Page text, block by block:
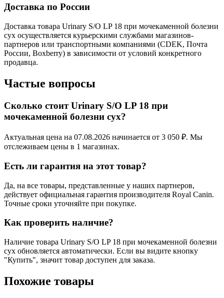
Доставка по России
Доставка товара Urinary S/O LP 18 при мочекаменной болезни
сух осуществляется курьерскими службами магазинов-
партнеров или транспортными компаниями (CDEK, Почта
России, Boxberry) в зависимости от условий конкретного
продавца.
Частые вопросы
Сколько стоит Urinary S/O LP 18 при
мочекаменной болезни сух?
Актуальная цена на 07.08.2026 начинается от 3 050 ₽. Мы
отслеживаем цены в 1 магазинах.
Есть ли гарантия на этот товар?
Да, на все товары, представленные у наших партнеров,
действует официальная гарантия производителя Royal Canin.
Точные сроки уточняйте при покупке.
Как проверить наличие?
Наличие товара Urinary S/O LP 18 при мочекаменной болезни
сух обновляется автоматически. Если вы видите кнопку
"Купить", значит товар доступен для заказа.
Похожие товары